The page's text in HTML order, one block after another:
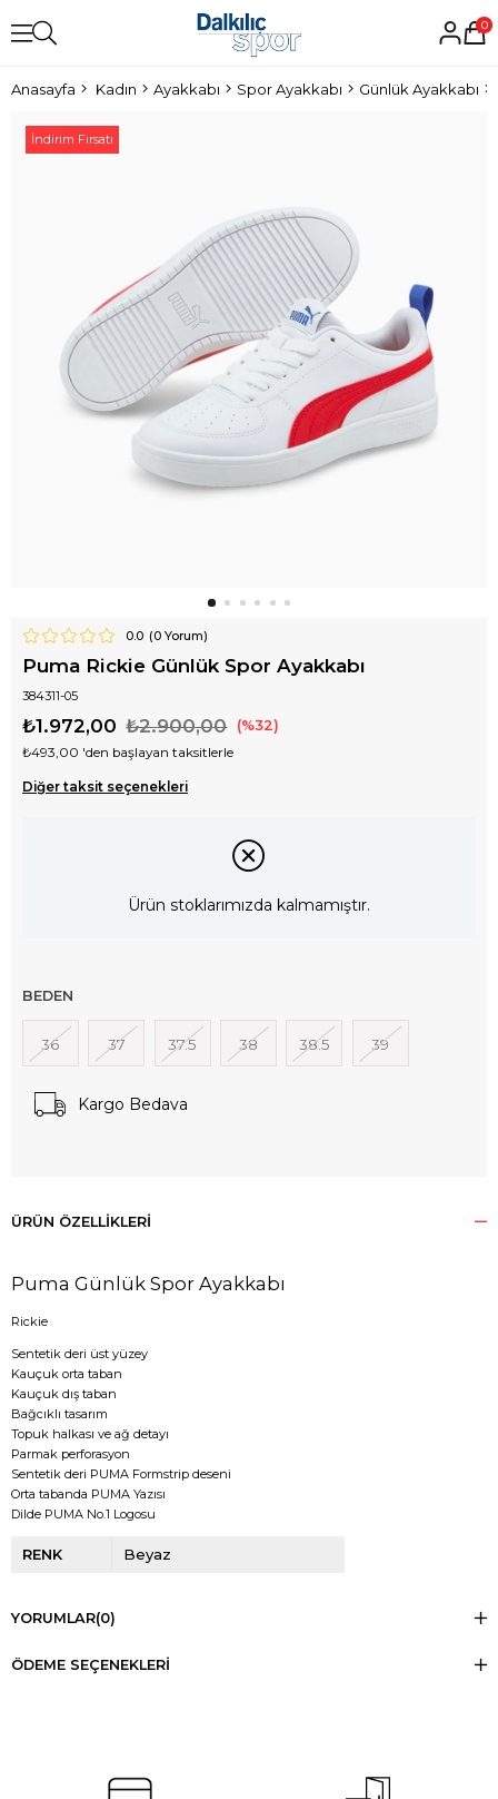
0
Anasayfa Kadın Ayakkabı Spor Ayakkabı Günlük Ayakkabı
İndirim Fırsatı
0.0 (0Yorum)
Puma Rickie Günlük Spor Ayakkabı
384311-05
₺2.900,00
₺1.972,00 32
₺493,00 'den başlayan taksitlerle
Diğer taksit seçenekleri
Ürün stoklarımızda kalmamıştır.
BEDEN
36 37 37.5 38 38.5 39
Kargo Bedava
ÜRÜN ÖZELLIKLERI
Puma Günlük Spor Ayakkabı
Rickie
Sentetik deri üst yüzey
Kauçuk orta taban
Kauçuk dış taban
Bağcıklı tasarım
Topuk halkası ve ağ detayı
Parmak perforasyon
Sentetik deri PUMA Formstrip deseni
Orta tabanda PUMA Yazısı
Dilde PUMA No.1 Logosu
RENK Beyaz
YORUMLAR(0)
ÖDEME SEÇENEKLERI